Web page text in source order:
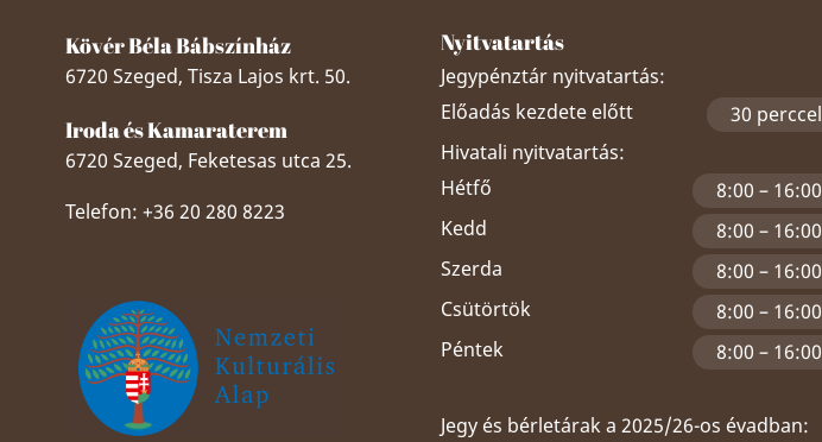
Kövér Béla Bábszínház
6720 Szeged, Tisza Lajos krt. 50.
Iroda és Kamaraterem
6720 Szeged, Feketesas utca 25.
Telefon: +36 20 280 8223
Nyitvatartás
Jegypénztár nyitvatartás:
Előadás kezdete előtt
30 perccel
Hivatali nyitvatartás:
Hétfő
8:00 – 16:00
Kedd
8:00 – 16:00
Szerda
8:00 – 16:00
Csütörtök
8:00 – 16:00
Péntek
8:00 – 16:00
Jegy és bérletárak a 2025/26-os évadban: